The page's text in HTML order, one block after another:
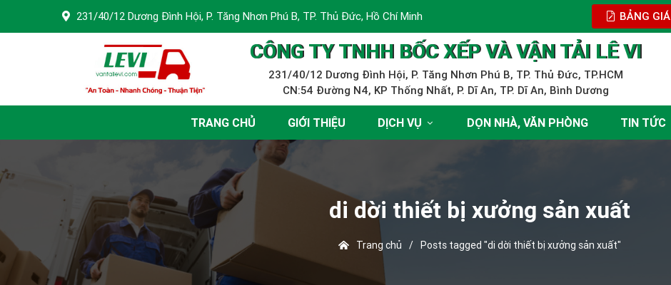
231/40/12 Dương Đình Hội, P. Tăng Nhơn Phú B, TP. Thủ Đức, Hồ Chí Minh BẢNG GIÁ
CÔNG TY TNHH BỐC XẾP VÀ VẬN TẢI LÊ VI
231/40/12 Dương Đình Hội, P. Tăng Nhơn Phú B, TP. Thủ Đức, TP.HCM
CN:54 Đường N4, KP Thống Nhất, P. Dĩ An, TP. Dĩ An, Bình Dương
TRANG CHỦ GIỚI THIỆU DỊCH VỤ DỌN NHÀ, VĂN PHÒNG TIN TỨC
di dời thiết bị xưởng sản xuất
Trang chủ /Posts tagged "di dời thiết bị xưởng sản xuất"